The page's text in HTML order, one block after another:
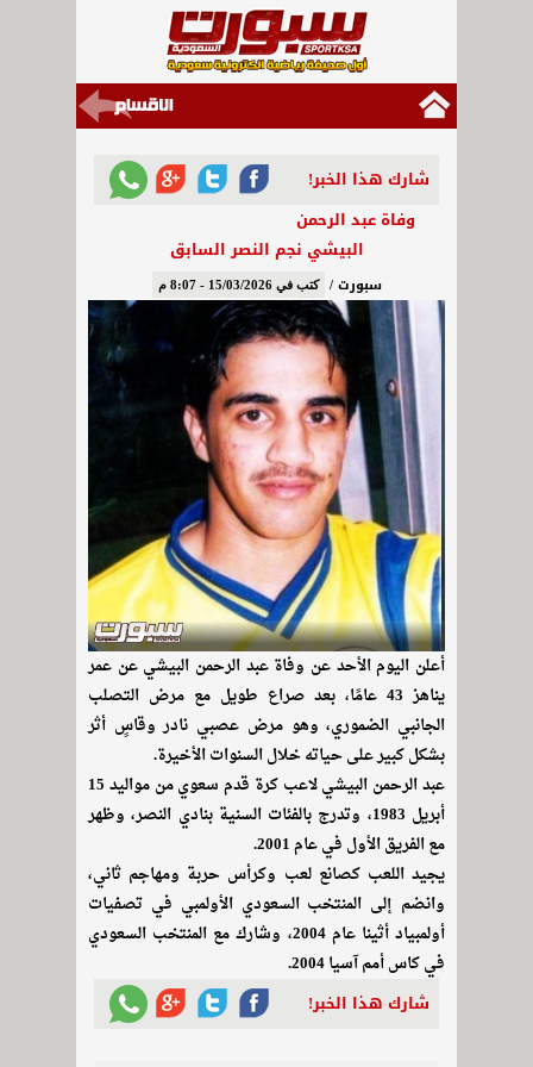
شارك هذا الخبر!
وفاة عبد الرحمن
البيشي نجم النصر السابق
سبورت / كتب في 15/03/2026 - 8:07 م
أعلن اليوم الأحد عن وفاة عبد الرحمن البيشي عن عمر
يناهز 43 عامًا، بعد صراع طويل مع مرض التصلب
الجانبي الضموري، وهو مرض عصبي نادر وقاسٍ أثر
بشكل كبير على حياته خلال السنوات الأخيرة.
عبد الرحمن البيشي لاعب كرة قدم سعوي من مواليد 15
أبريل 1983، وتدرج بالفئات السنية بنادي النصر، وظهر
مع الفريق الأول في عام 2001.
يجيد اللعب كصانع لعب وكرأس حربة ومهاجم ثاني،
وانضم إلى المنتخب السعودي الأولمبي في تصفيات
أولمبياد أثينا عام 2004، وشارك مع المنتخب السعودي
في كاس أمم آسيا 2004.
شارك هذا الخبر!